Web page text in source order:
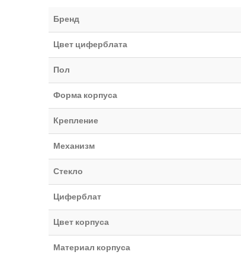
Бренд
Цвет циферблата
Пол
Форма корпуса
Крепление
Механизм
Стекло
Циферблат
Цвет корпуса
Материал корпуса